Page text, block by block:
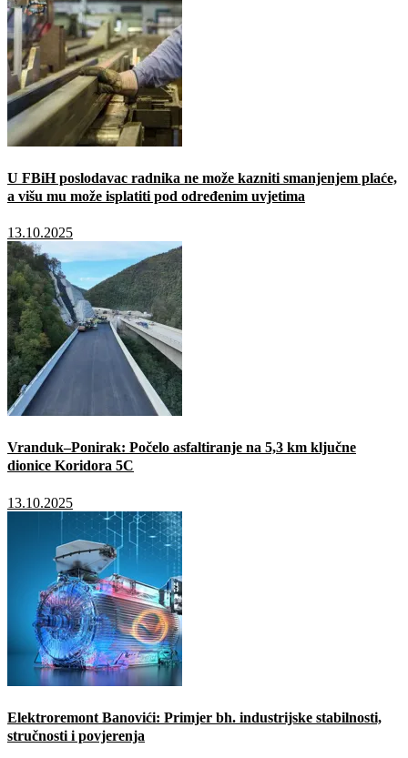
U FBiH poslodavac radnika ne može kazniti smanjenjem plaće,
a višu mu može isplatiti pod određenim uvjetima
13.10.2025
Vranduk–Ponirak: Počelo asfaltiranje na 5,3 km ključne
dionice Koridora 5C
13.10.2025
Elektroremont Banovići: Primjer bh. industrijske stabilnosti,
stručnosti i povjerenja